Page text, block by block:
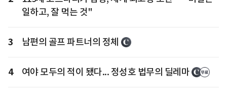
일하고, 잘 먹는 것"
3 남편의 골프 파트너의 정체
4 여야 모두의 적이 됐다... 정성호 법무의 딜레마